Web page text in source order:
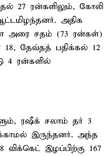
27 ரன்களிலும், கோலி
அதிக
அரை சதம் (73 ரன்கள்)
18, தேவ்தத் பதிக்கல் 12
4 ரன்களில்
ரஷீக் சலாம் தர் 3
இருந்தனர். அந்த
இழப்பிற்கு 167